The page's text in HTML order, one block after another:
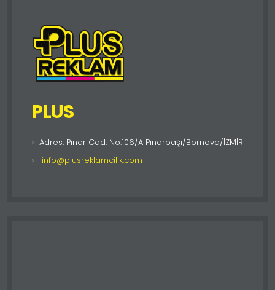
PLUS
Adres: Pınar Cad. No:106/A Pınarbaşı/Bornova/İZMİR
info@plusreklamcilik.com